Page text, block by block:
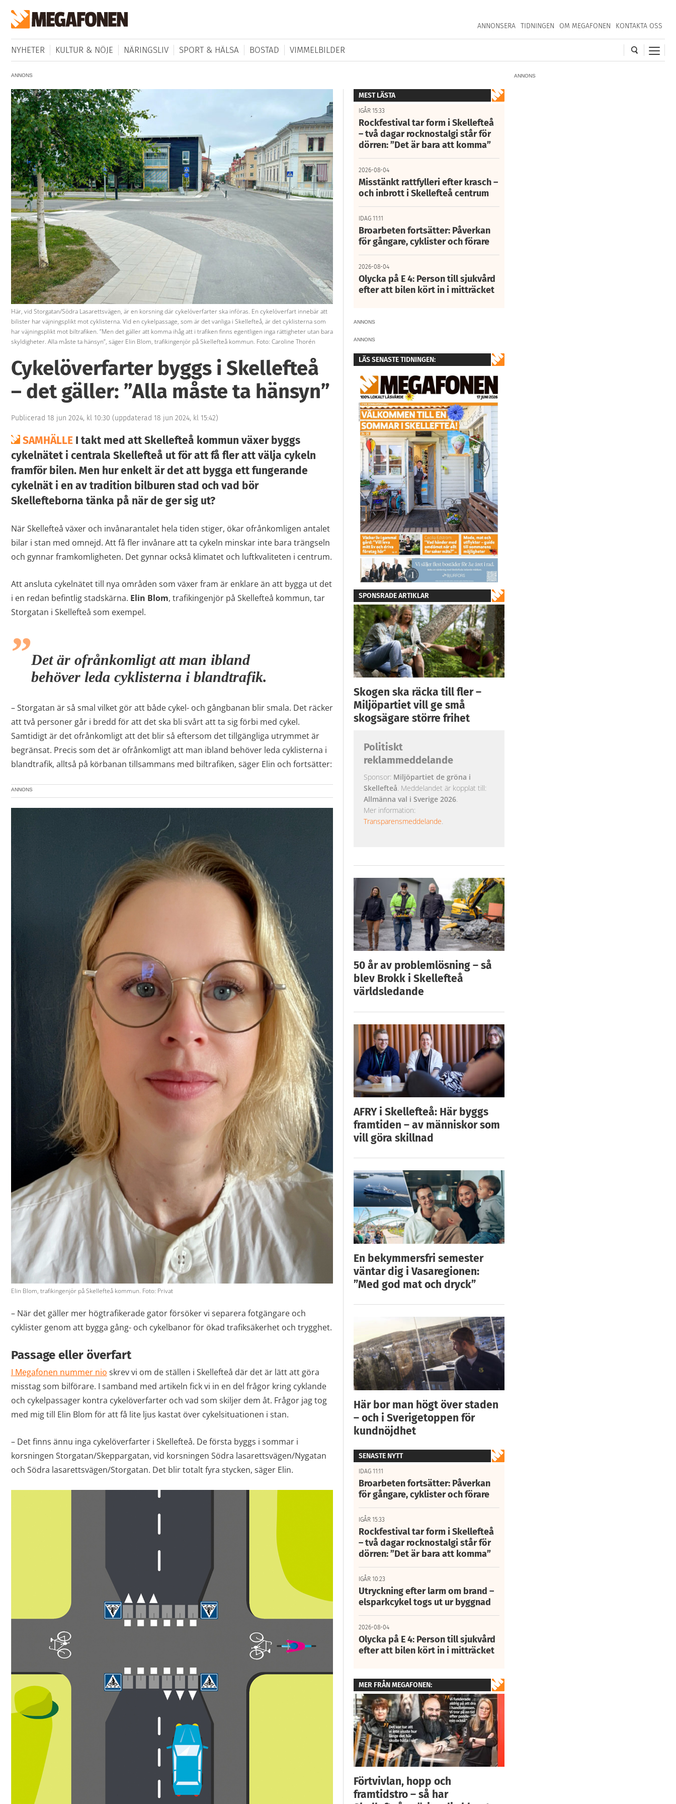
ANNONSERA TIDNINGEN OM MEGAFONEN KONTAKTA OSS
NYHETER KULTUR & NÖJE NÄRINGSLIV SPORT & HÄLSA BOSTAD VIMMELBILDER
ANNONS
ANNONS
Här, vid Storgatan/Södra Lasarettsvägen, är en korsning där cykelöverfarter ska införas. En cykelöverfart innebär att
bilister har väjningsplikt mot cyklisterna. Vid en cykelpassage, som är det vanliga i Skellefteå, är det cyklisterna som
har väjningsplikt mot biltrafiken. ”Men det gäller att komma ihåg att i trafiken finns egentligen inga rättigheter utan bara
skyldigheter. Alla måste ta hänsyn”, säger Elin Blom, trafikingenjör på Skellefteå kommun. Foto: Caroline Thorén
Cykelöverfarter byggs i Skellefteå
– det gäller: ”Alla måste ta hänsyn”
Publicerad 18 jun 2024, kl 10:30 (uppdaterad 18 jun 2024, kl 15:42)
SAMHÄLLEI takt med att Skellefteå kommun växer byggs
cykelnätet i centrala Skellefteå ut för att få fler att välja cykeln
framför bilen. Men hur enkelt är det att bygga ett fungerande
cykelnät i en av tradition bilburen stad och vad bör
Skellefteborna tänka på när de ger sig ut?
När Skellefteå växer och invånarantalet hela tiden stiger, ökar ofrånkomligen antalet
bilar i stan med omnejd. Att få fler invånare att ta cykeln minskar inte bara trängseln
och gynnar framkomligheten. Det gynnar också klimatet och luftkvaliteten i centrum.
Att ansluta cykelnätet till nya områden som växer fram är enklare än att bygga ut det
i en redan befintlig stadskärna. Elin Blom, trafikingenjör på Skellefteå kommun, tar
Storgatan i Skellefteå som exempel.
Det är ofrånkomligt att man ibland
behöver leda cyklisterna i blandtrafik.
– Storgatan är så smal vilket gör att både cykel- och gångbanan blir smala. Det räcker
att två personer går i bredd för att det ska bli svårt att ta sig förbi med cykel.
Samtidigt är det ofrånkomligt att det blir så eftersom det tillgängliga utrymmet är
begränsat. Precis som det är ofrånkomligt att man ibland behöver leda cyklisterna i
blandtrafik, alltså på körbanan tillsammans med biltrafiken, säger Elin och fortsätter:
ANNONS
Elin Blom, trafikingenjör på Skellefteå kommun. Foto: Privat
– När det gäller mer högtrafikerade gator försöker vi separera fotgängare och
cyklister genom att bygga gång- och cykelbanor för ökad trafiksäkerhet och trygghet.
Passage eller överfart
I Megafonen nummer nio skrev vi om de ställen i Skellefteå där det är lätt att göra
misstag som bilförare. I samband med artikeln fick vi in en del frågor kring cyklande
och cykelpassager kontra cykelöverfarter och vad som skiljer dem åt. Frågor jag tog
med mig till Elin Blom för att få lite ljus kastat över cykelsituationen i stan.
– Det finns ännu inga cykelöverfarter i Skellefteå. De första byggs i sommar i
korsningen Storgatan/Skeppargatan, vid korsningen Södra lasarettsvägen/Nygatan
och Södra lasarettsvägen/Storgatan. Det blir totalt fyra stycken, säger Elin.
MEST LÄSTA
IGÅR 15:33
Rockfestival tar form i Skellefteå
– två dagar rocknostalgi står för
dörren: ”Det är bara att komma”
2026-08-04
Misstänkt rattfylleri efter krasch –
och inbrott i Skellefteå centrum
IDAG 11:11
Broarbeten fortsätter: Påverkan
för gångare, cyklister och förare
2026-08-04
Olycka på E 4: Person till sjukvård
efter att bilen kört in i mitträcket
ANNONS
ANNONS
LÄS SENASTE TIDNINGEN:
SPONSRADE ARTIKLAR
Skogen ska räcka till fler –
Miljöpartiet vill ge små
skogsägare större frihet
Politiskt
reklammeddelande
Sponsor: Miljöpartiet de gröna i
Skellefteå. Meddelandet är kopplat till:
Allmänna val i Sverige 2026.
Mer information:
Transparensmeddelande.
50 år av problemlösning – så
blev Brokk i Skellefteå
världsledande
AFRY i Skellefteå: Här byggs
framtiden – av människor som
vill göra skillnad
En bekymmersfri semester
väntar dig i Vasaregionen:
”Med god mat och dryck”
Här bor man högt över staden
– och i Sverigetoppen för
kundnöjdhet
SENASTE NYTT
IDAG 11:11
Broarbeten fortsätter: Påverkan
för gångare, cyklister och förare
IGÅR 15:33
Rockfestival tar form i Skellefteå
– två dagar rocknostalgi står för
dörren: ”Det är bara att komma”
IGÅR 10:23
Utryckning efter larm om brand –
elsparkcykel togs ut ur byggnad
2026-08-04
Olycka på E 4: Person till sjukvård
efter att bilen kört in i mitträcket
MER FRÅN MEGAFONEN:
Förtvivlan, hopp och
framtidstro – så har